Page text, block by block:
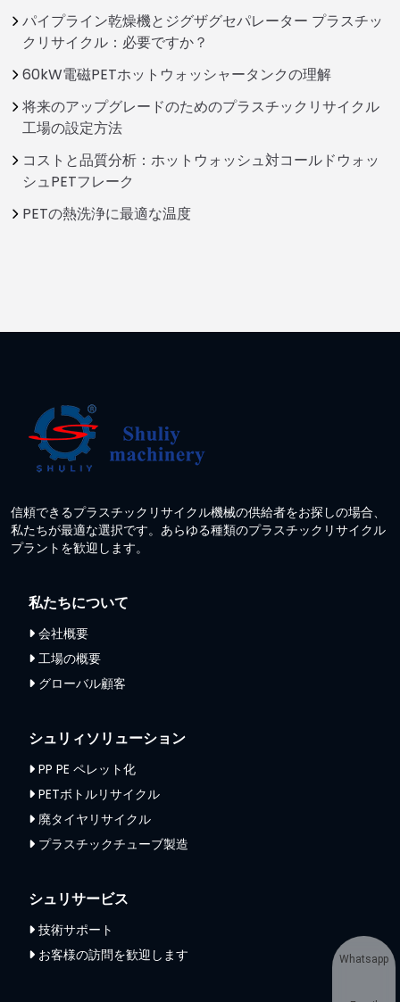
パイプライン乾燥機とジグザグセパレーター プラスチッ
クリサイクル：必要ですか？
60kW電磁PETホットウォッシャータンクの理解
将来のアップグレードのためのプラスチックリサイクル
工場の設定方法
コストと品質分析：ホットウォッシュ対コールドウォッ
シュPETフレーク
PETの熱洗浄に最適な温度
信頼できるプラスチックリサイクル機械の供給者をお探しの場合、
私たちが最適な選択です。あらゆる種類のプラスチックリサイクル
プラントを歓迎します。
私たちについて
会社概要
工場の概要
グローバル顧客
シュリィソリューション
PP PE ペレット化
PETボトルリサイクル
廃タイヤリサイクル
プラスチックチューブ製造
シュリサービス
技術サポート
お客様の訪問を歓迎します
Whatsapp